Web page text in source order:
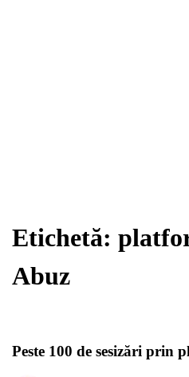
Etichetă:
Abuz
Peste 100 de sesizări prin